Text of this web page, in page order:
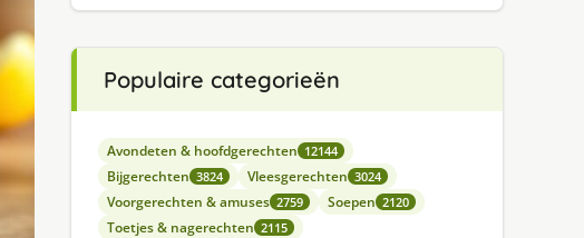
Populaire categorieën
Avondeten & hoofdgerechten 12144
Bijgerechten 3824 Vleesgerechten 3024
Voorgerechten & amuses 2759 Soepen 2120
Toetjes & nagerechten 2115